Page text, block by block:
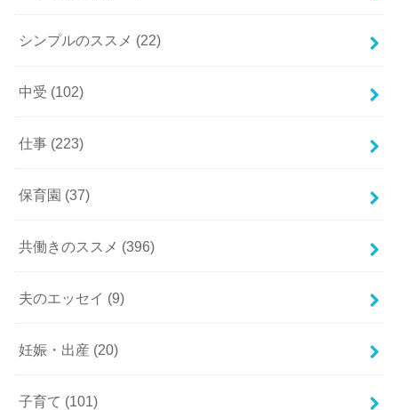
シンプルのススメ (22)
中受 (102)
仕事 (223)
保育園 (37)
共働きのススメ (396)
夫のエッセイ (9)
妊娠・出産 (20)
子育て (101)